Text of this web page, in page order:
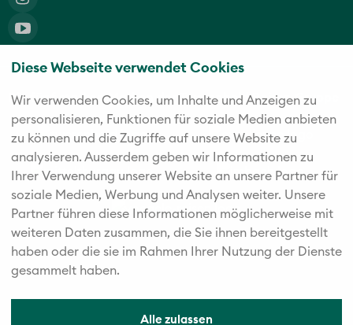
Diese Webseite verwendet Cookies
Wir verwenden Cookies, um Inhalte und Anzeigen zu
personalisieren, Funktionen für soziale Medien anbieten
zu können und die Zugriffe auf unsere Website zu
analysieren. Außerdem geben wir Informationen zu
Ihrer Verwendung unserer Website an unsere Partner für
soziale Medien, Werbung und Analysen weiter. Unsere
Partner führen diese Informationen möglicherweise mit
weiteren Daten zusammen, die Sie ihnen bereitgestellt
haben oder die sie im Rahmen Ihrer Nutzung der Dienste
gesammelt haben.
Alle zulassen
Die fünf starken Marken der Twerenbold Reisen Gruppe